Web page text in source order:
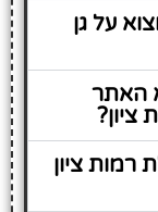
על גן
האתר
ציון